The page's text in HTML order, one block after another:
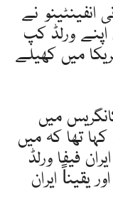
نے
اپنے ورلڈ کپ
میں کھیلے
میں
تھا کہ میں
فیفا ورلڈ
یقیناً ایران